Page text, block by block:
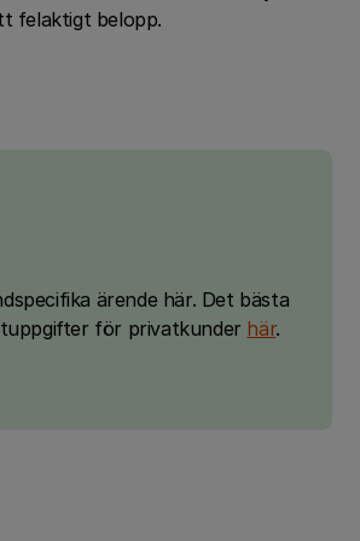
felaktigt belopp.
ärende här. Det bästa
för privatkunder här.